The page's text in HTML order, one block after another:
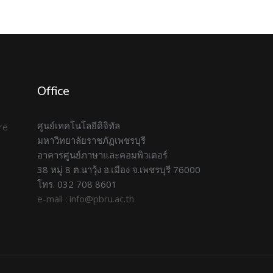
Office
ศูนย์เทคโนโลยีดิจิทัล
มหาวิทยาลัยราชภัฏเพชรบุรี
อาคารศูนย์ภาษาและคอมพิวเตอร์
38 หมู่ 8 ต.นาวุ้ง อ.เมือง จ.เพชรบุรี 76000
โทร. 032 708 8601
e-mail : info@pbru.ac.th